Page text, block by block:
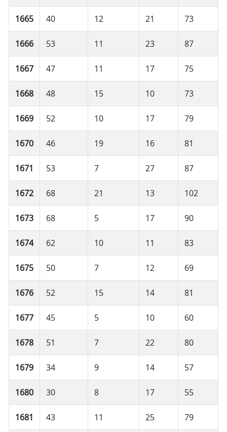
1665 40 12 21 73
1666 53 11 23 87
1667 47 11 17 75
1668 48 15 10 73
1669 52 10 17 79
1670 46 19 16 81
1671 53 7 27 87
1672 68 21 13 102
1673 68 5 17 90
1674 62 10 11 83
1675 50 7 12 69
1676 52 15 14 81
1677 45 5 10 60
1678 51 7 22 80
1679 34 9 14 57
1680 30 8 17 55
1681 43 11 25 79